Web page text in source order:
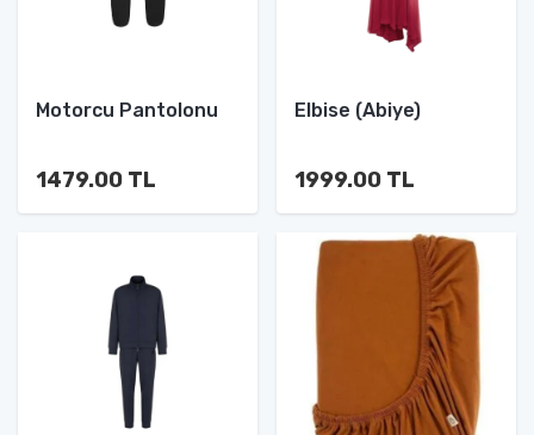
Motorcu Pantolonu
1479.00 TL
Elbise (Abiye)
1999.00 TL